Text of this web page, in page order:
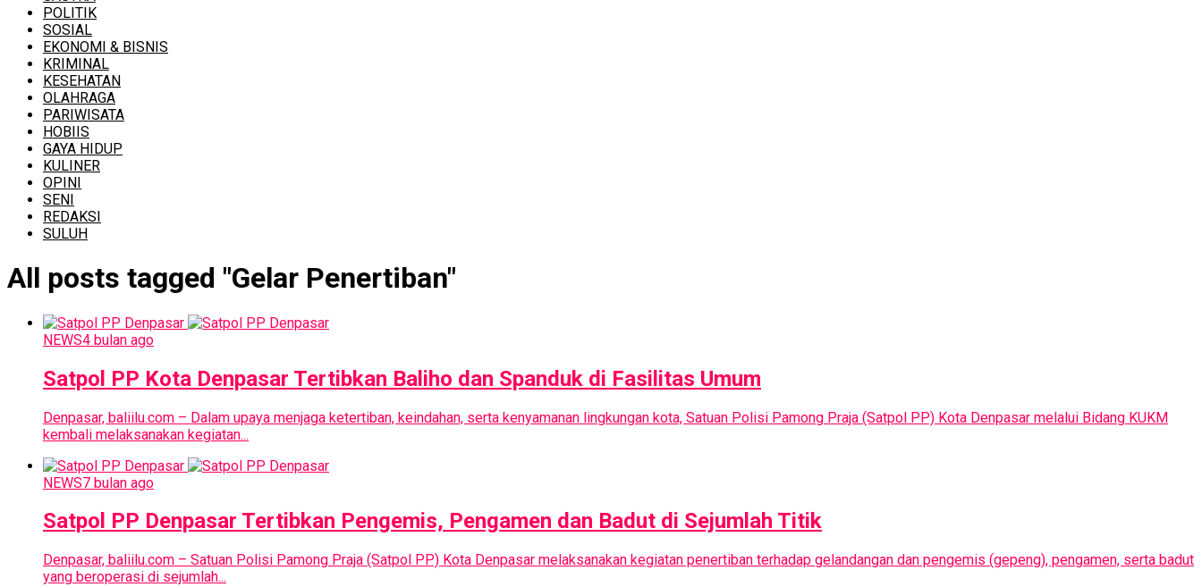
POLITIK
SOSIAL
EKONOMI & BISNIS
KRIMINAL
KESEHATAN
OLAHRAGA
PARIWISATA
HOBIIS
GAYA HIDUP
KULINER
OPINI
SENI
REDAKSI
SULUH
All posts tagged "Gelar Penertiban"
NEWS4 bulan ago
Satpol PP Kota Denpasar Tertibkan Baliho dan Spanduk di Fasilitas Umum
Denpasar, baliilu.com – Dalam upaya menjaga ketertiban, keindahan, serta kenyamanan lingkungan kota, Satuan Polisi Pamong Praja (Satpol PP) Kota Denpasar melalui Bidang KUKM
kembali melaksanakan kegiatan...
NEWS7 bulan ago
Satpol PP Denpasar Tertibkan Pengemis, Pengamen dan Badut di Sejumlah Titik
Denpasar, baliilu.com – Satuan Polisi Pamong Praja (Satpol PP) Kota Denpasar melaksanakan kegiatan penertiban terhadap gelandangan dan pengemis (gepeng), pengamen, serta badut
yang beroperasi di sejumlah...